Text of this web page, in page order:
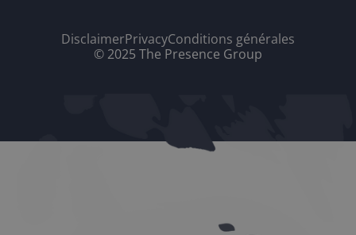
DisclaimerPrivacyConditions générales
© 2025 The Presence Group